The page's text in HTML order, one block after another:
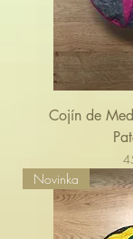
Cojín de
Novinka